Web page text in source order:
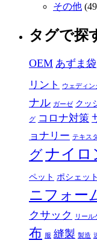
その他
タグで探
OEM あずま袋
リント
ウェディン
ナル ガーゼ クッ
グ コロナ対策
ョナリー テキス
グナイロ
ペット ポシェット
ニフォー
クサック
リール
布 服 縫製 製造